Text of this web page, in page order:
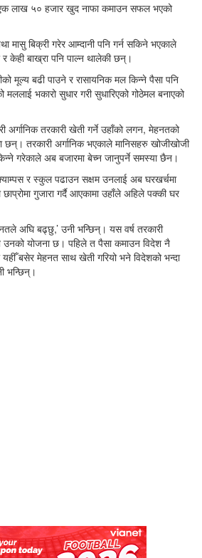
लाख ५० हजार खुद नाफा कमाउन सफल भएको
मासु बिक्री गरेर आम्दानी पनि गर्न सकिने भएकाले
केही बाख्रा पनि पाल्न थालेकी छन्।
मूल्य बढी पाउने र रासायनिक मल किन्ने पैसा पनि
भकारो सुधार गरी सुधारिएको गोठेमल बनाएको
अर्गानिक तरकारी खेती गर्ने उहाँको लगन, मेहनतको
छन्। तरकारी अर्गानिक भएकाले मानिसहरु खोजीखोजी
गरेकाले अब बजारमा बेच्न जानुपर्ने समस्या छैन।
क्याम्पस र स्कुल पढाउन सक्षम उनलाई अब घरखर्चमा
गुजारा गर्दै आएकामा उहाँले अहिले पक्की घर
अघि बढ्छु,’ उनी भन्छिन्। यस वर्ष तरकारी
योजना छ। पहिले त पैसा कमाउन विदेश नै
यहीँ बसेर मेहनत साथ खेती गरियो भने विदेशको भन्दा
भन्छिन्।